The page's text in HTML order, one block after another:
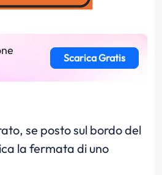
Scarica Gratis
se posto sul bordo del
la fermata di uno